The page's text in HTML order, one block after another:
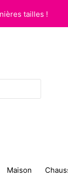
tailles !
Maison